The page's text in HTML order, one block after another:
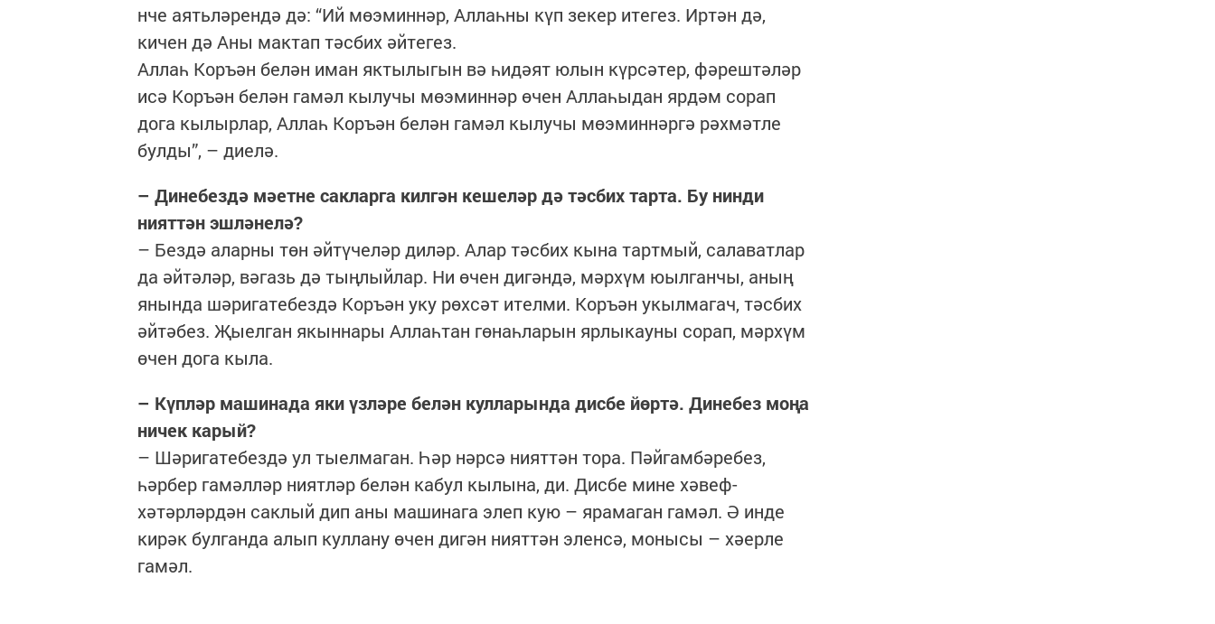
нче аятьләрендә дә: “Ий мөэминнәр, Аллаһны күп зекер итегез. Иртән дә,
кичен дә Аны мактап тәсбих әйтегез.
Аллаһ Коръән белән иман яктылыгын вә һидәят юлын күрсәтер, фәрештәләр
исә Коръән белән гамәл кылучы мөэминнәр өчен Аллаһыдан ярдәм сорап
дога кылырлар, Аллаһ Коръән белән гамәл кылучы мөэминнәргә рәхмәтле
булды”, – диелә.
– Динебездә мәетне сакларга килгән кешеләр дә тәсбих тарта. Бу нинди
нияттән эшләнелә?
– Бездә аларны төн әйтүчеләр диләр. Алар тәсбих кына тартмый, салаватлар
да әйтәләр, вәгазь дә тыңлыйлар. Ни өчен дигәндә, мәрхүм юылганчы, аның
янында шәригатебездә Коръән уку рөхсәт ителми. Коръән укылмагач, тәсбих
әйтәбез. Җыелган якыннары Аллаһтан гөнаһларын ярлыкауны сорап, мәрхүм
өчен дога кыла.
– Күпләр машинада яки үзләре белән кулларында дисбе йөртә. Динебез моңа
ничек карый?
– Шәригатебездә ул тыелмаган. Һәр нәрсә нияттән тора. Пәйгамбәребез,
һәрбер гамәлләр ниятләр белән кабул кылына, ди. Дисбе мине хәвеф-
хәтәрләрдән саклый дип аны машинага элеп кую – ярамаган гамәл. Ә инде
кирәк булганда алып куллану өчен дигән нияттән эленсә, монысы – хәерле
гамәл.